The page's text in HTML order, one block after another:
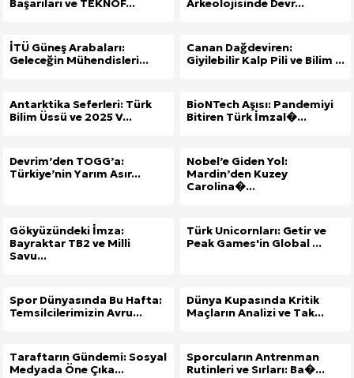
İTÜ Güneş Arabaları:
Geleceğin Mühendisleri...
Canan Dağdeviren:
Giyilebilir Kalp Pili ve Bilim ...
Antarktika Seferleri: Türk
Bilim Üssü ve 2025 V...
BioNTech Aşısı: Pandemiyi
Bitiren Türk İmzal�...
Devrim’den TOGG’a:
Türkiye’nin Yarım Asır...
Nobel’e Giden Yol:
Mardin’den Kuzey
Carolina�...
Gökyüzündeki İmza:
Bayraktar TB2 ve Milli
Savu...
Türk Unicornları: Getir ve
Peak Games'in Global ...
Spor Dünyasında Bu Hafta:
Temsilcilerimizin Avru...
Dünya Kupasında Kritik
Maçların Analizi ve Tak...
Taraftarın Gündemi: Sosyal
Medyada Öne Çıka...
Sporcuların Antrenman
Rutinleri ve Sırları: Ba�...